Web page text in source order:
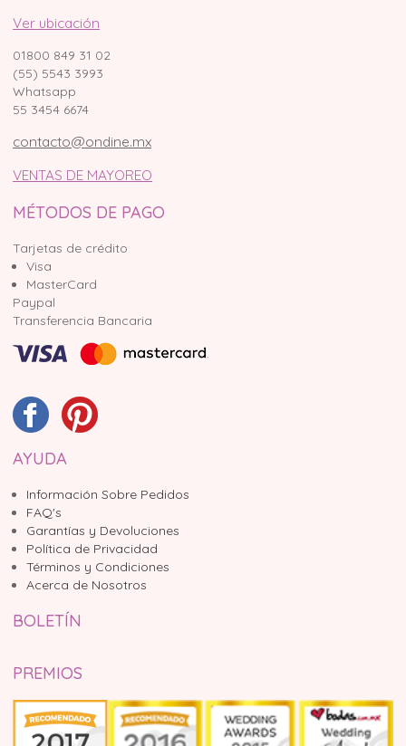
Ver ubicación
01800 849 31 02
(55) 5543 3993
Whatsapp
55 3454 6674
contacto@ondine.mx
VENTAS DE MAYOREO
MÉTODOS DE PAGO
Tarjetas de crédito
Visa
MasterCard
Paypal
Transferencia Bancaria
AYUDA
Información Sobre Pedidos
FAQ's
Garantías y Devoluciones
Política de Privacidad
Términos y Condiciones
Acerca de Nosotros
BOLETÍN
PREMIOS